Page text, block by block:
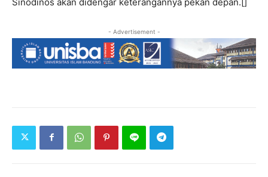
- Advertisement -